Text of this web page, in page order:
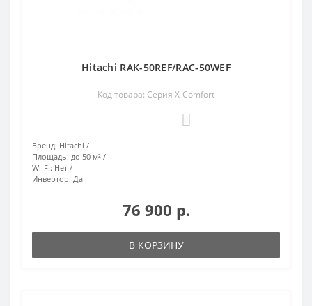
Hitachi RAK-50REF/RAC-50WEF
Код товара: Серия X-Comfort
Бренд: Hitachi
Площадь: до 50 м²
Wi-Fi: Нет
Инвертор: Да
76 900 р.
В КОРЗИНУ